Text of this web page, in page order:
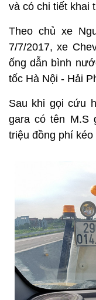
và có chi tiết khai
Theo chủ xe
7/7/2017, xe
ống dẫn bình
tốc Hà Nội - Hải
Sau khi gọi cứu
gara có tên M.S
triệu đồng phí kéo